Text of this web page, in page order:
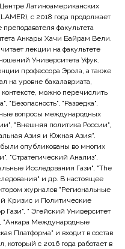
Латиноамериканских
с 2018 года продолжает
факультета
Анкары Хачи Байрам Вели.
лекции на факультете
Университета Уфук.
профессора Эрола, а также
на уровне бакалавриата,
можно перечислить
"Разведка",
вопросы международных
"Внешняя политика России",
Азия и Южная Азия".
опубликованы во многих
"Стратегический Анализ",
Исследования Гази", "The
и др. В настоящее
журналов "Региональные
Кризис и Политические
Гази", " Эгейский Университет
"Анкара Международные
Платформа" и входит в состав
который с 2016 года работает в